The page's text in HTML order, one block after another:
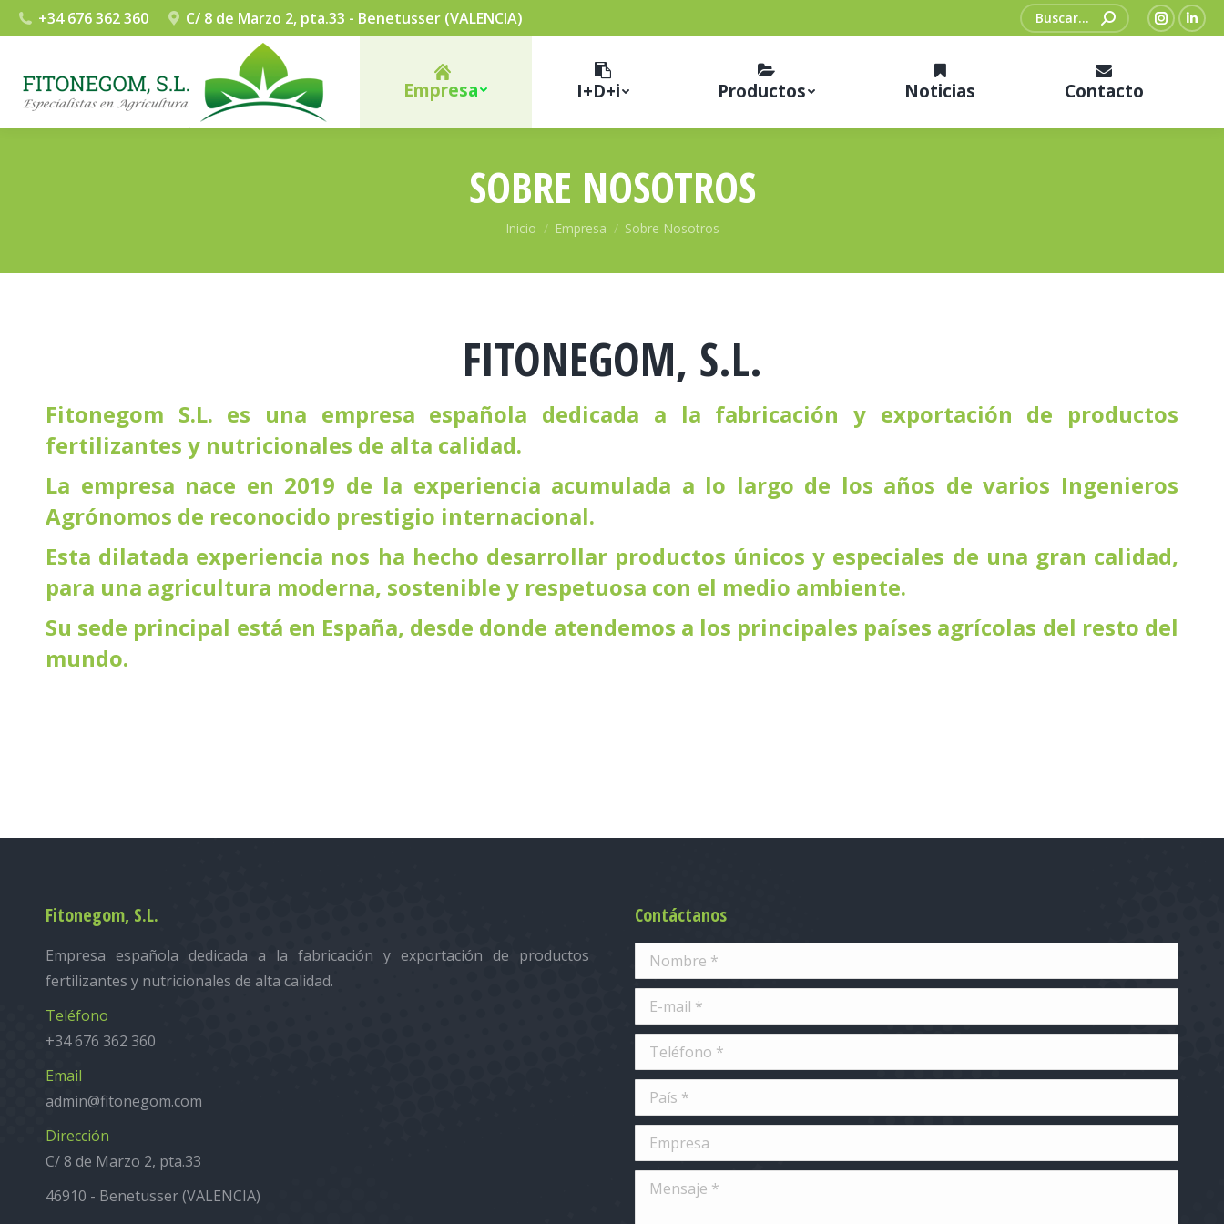
+34 676 362 360 C/ 8 de Marzo 2, pta.33 - Benetusser (VALENCIA)
Buscar:
Empresa I+D+i Productos Noticias Contacto
SOBRE NOSOTROS
Estás aquí:
Inicio Empresa Sobre Nosotros
FITONEGOM, S.L.
Fitonegom S.L. es una empresa española dedicada a la fabricación y exportación de productos
fertilizantes y nutricionales de alta calidad.
La empresa nace en 2019 de la experiencia acumulada a lo largo de los años de varios Ingenieros
Agrónomos de reconocido prestigio internacional.
Esta dilatada experiencia nos ha hecho desarrollar productos únicos y especiales de una gran calidad,
para una agricultura moderna, sostenible y respetuosa con el medio ambiente.
Su sede principal está en España, desde donde atendemos a los principales países agrícolas del resto del
mundo.
Fitonegom, S.L.
Empresa española dedicada a la fabricación y exportación de productos
fertilizantes y nutricionales de alta calidad.
Teléfono
+34 676 362 360
Email
admin@fitonegom.com
Dirección
C/ 8 de Marzo 2, pta.33
46910 - Benetusser (VALENCIA)
Contáctanos
Nombre *
E-mail *
Teléfono *
País *
Empresa
Mensaje *